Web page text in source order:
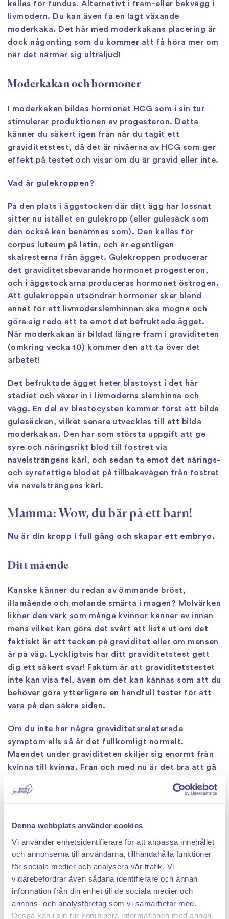
Denna webbplats använder cookies
Vi använder enhetsidentifierare för att anpassa innehållet
och annonserna till användarna, tillhandahålla funktioner
för sociala medier och analysera vår trafik. Vi
vidarebefordrar även sådana identifierare och annan
information från din enhet till de sociala medier och
annons- och analysföretag som vi samarbetar med.
Dessa kan i sin tur kombinera informationen med annan
kallas för fundus. Alternativt i fram-eller bakvägg i
livmodern. Du kan även få en lågt växande
moderkaka. Det här med moderkakans placering är
dock någonting som du kommer att få höra mer om
när det närmar sig ultraljud!
Moderkakan och hormoner
I moderkakan bildas hormonet HCG som i sin tur
stimulerar produktionen av progesteron. Detta
känner du säkert igen från när du tagit ett
graviditetstest, då det är nivåerna av HCG som ger
effekt på testet och visar om du är gravid eller inte.
Vad är gulekroppen?
På den plats i äggstocken där ditt ägg har lossnat
sitter nu istället en gulekropp (eller gulesäck som
den också kan benämnas som). Den kallas för
corpus luteum på latin, och är egentligen
skalresterna från ägget. Gulekroppen producerar
det graviditetsbevarande hormonet progesteron,
och i äggstockarna produceras hormonet östrogen.
Att gulekroppen utsöndrar hormoner sker bland
annat för att livmoderslemhinnan ska mogna och
göra sig redo att ta emot det befruktade ägget.
När moderkakan är bildad längre fram i graviditeten
(omkring vecka 10) kommer den att ta över det
arbetet!
Det befruktade ägget heter blastoyst i det här
stadiet och växer in i livmoderns slemhinna och
vägg. En del av blastocysten kommer först att bilda
gulesäcken, vilket senare utvecklas till att bilda
moderkakan. Den har som största uppgift att ge
syre och näringsrikt blod till fostret via
navelsträngens kärl, och sedan ta emot det närings-
och syrefattiga blodet på tillbakavägen från fostret
via navelsträngens kärl.
Mamma: Wow, du bär på ett barn!
Nu är din kropp i full gång och skapar ett embryo.
Ditt mående
Kanske känner du redan av ömmande bröst,
illamående och molande smärta i magen? Molvärken
liknar den värk som många kvinnor känner av innan
mens vilket kan göra det svårt att lista ut om det
faktiskt är ett tecken på graviditet eller om mensen
är på väg. Lyckligtvis har ditt graviditetstest gett
dig ett säkert svar! Faktum är att graviditetstestet
inte kan visa fel, även om det kan kännas som att du
behöver göra ytterligare en handfull tester för att
vara på den säkra sidan.
Om du inte har några graviditetsrelaterade
symptom alls så är det fullkomligt normalt.
Måendet under graviditeten skiljer sig enormt från
kvinna till kvinna. Från och med nu är det bra att gå
med någon annans.
Folsyra
Alla gravida rekommenderas att ta tillskott av
Folsyra (400 mikrogram/dygn) fram till 12:e
graviditetsveckan för att minska risken för
ryggmärgsbråck hos fostret. Du kan fortsätta med
vill, det är inget som kommer att påverka dig eller